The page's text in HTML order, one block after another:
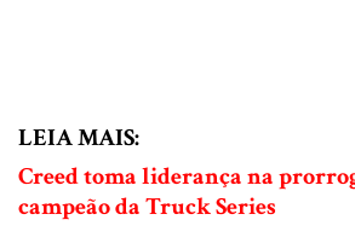
LEIA MAIS:
Creed toma liderança na
campeão da Truck Series